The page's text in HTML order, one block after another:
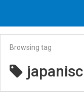
Browsing tag